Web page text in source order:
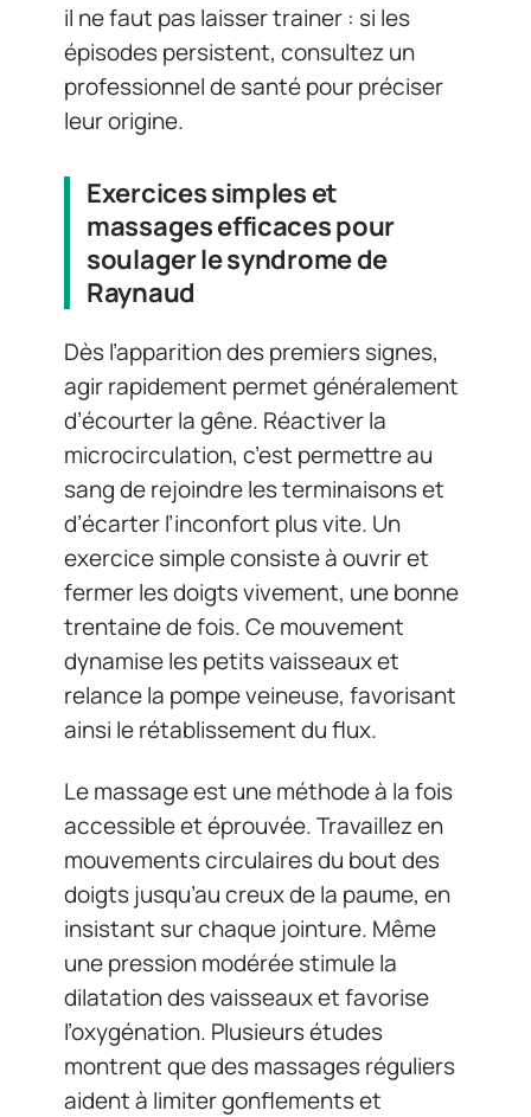
il ne faut pas laisser trainer : si les
épisodes persistent, consultez un
professionnel de santé pour préciser
leur origine.
Exercices simples et
massages efficaces pour
soulager le syndrome de
Raynaud
Dès l’apparition des premiers signes,
agir rapidement permet généralement
d’écourter la gêne. Réactiver la
microcirculation, c’est permettre au
sang de rejoindre les terminaisons et
d’écarter l’inconfort plus vite. Un
exercice simple consiste à ouvrir et
fermer les doigts vivement, une bonne
trentaine de fois. Ce mouvement
dynamise les petits vaisseaux et
relance la pompe veineuse, favorisant
ainsi le rétablissement du flux.
Le massage est une méthode à la fois
accessible et éprouvée. Travaillez en
mouvements circulaires du bout des
doigts jusqu’au creux de la paume, en
insistant sur chaque jointure. Même
une pression modérée stimule la
dilatation des vaisseaux et favorise
l’oxygénation. Plusieurs études
montrent que des massages réguliers
aident à limiter gonflements et